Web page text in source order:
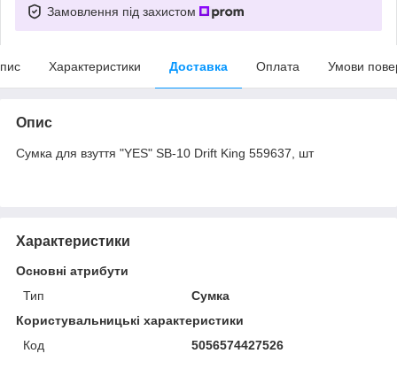
Замовлення під захистом
Характеристики Доставка Оплата Умови
Опис
Сумка для взуття "YES" SB-10 Drift King 559637, шт
Характеристики
Основні атрибути
Тип
Сумка
Користувальницькі характеристики
Код
5056574427526